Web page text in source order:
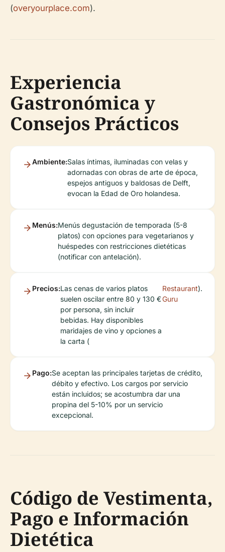
(overyourplace.com).
Experiencia
Gastronómica y
Consejos Prácticos
Ambiente:Salas íntimas, iluminadas con velas y
adornadas con obras de arte de época,
espejos antiguos y baldosas de Delft,
evocan la Edad de Oro holandesa.
Menús:Menús degustación de temporada (5-8
platos) con opciones para vegetarianos y
huéspedes con restricciones dietéticas
(notificar con antelación).
Precios:Las cenas de varios platos
suelen oscilar entre 80 y 130 €
por persona, sin incluir
bebidas. Hay disponibles
maridajes de vino y opciones a
la carta (
Restaurant
Guru
).
Pago:Se aceptan las principales tarjetas de crédito,
débito y efectivo. Los cargos por servicio
están incluidos; se acostumbra dar una
propina del 5-10% por un servicio
excepcional.
Código de Vestimenta,
Pago e Información
Dietética